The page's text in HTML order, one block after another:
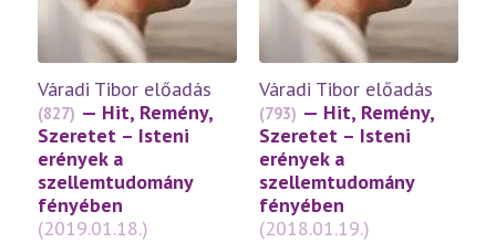
termékoldalon
választhatók
ki
termékoldalon
választhatók
ki
Váradi Tibor előadás
(827) — Hit, Remény,
Szeretet – Isteni
erények a
szellemtudomány
fényében
(2019.01.18.)
Váradi Tibor előadás
(793) — Hit, Remény,
Szeretet – Isteni
erények a
szellemtudomány
fényében
(2018.01.19.)